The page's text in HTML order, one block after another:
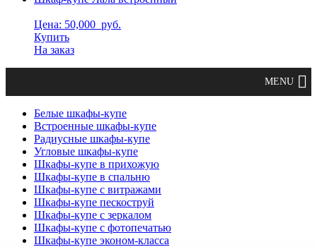
Цена: 50,000 руб.
Купить
На заказ
Белые шкафы-купе
Встроенные шкафы-купе
Радиусные шкафы-купе
Угловые шкафы-купе
Шкафы-купе в прихожую
Шкафы-купе в спальню
Шкафы-купе с витражами
Шкафы-купе пескоструй
Шкафы-купе с зеркалом
Шкафы-купе с фотопечатью
Шкафы-купе эконом-класса